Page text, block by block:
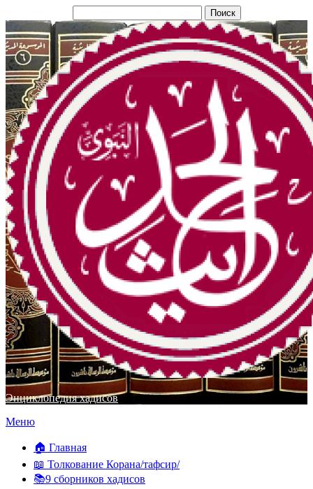
Энциклопедия хадисов
Перейти
содержимому
Меню
🏠 Главная
📖 Толкование Корана/тафсир/
📚9 сборников хадисов